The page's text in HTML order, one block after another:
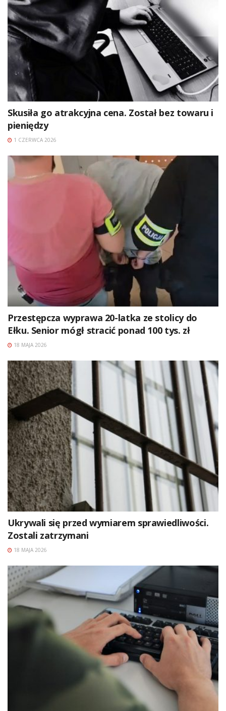
Skusiła go atrakcyjna cena. Został bez towaru i
pieniędzy
1 CZERWCA 2026
Przestępcza wyprawa 20-latka ze stolicy do
Ełku. Senior mógł stracić ponad 100 tys. zł
18 MAJA 2026
Ukrywali się przed wymiarem sprawiedliwości.
Zostali zatrzymani
18 MAJA 2026